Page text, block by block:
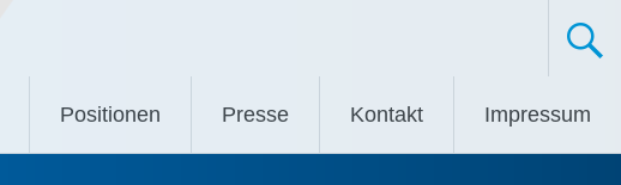
Positionen Presse Kontakt Impressum